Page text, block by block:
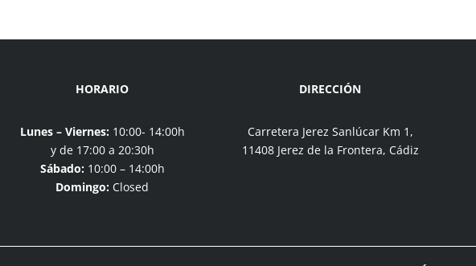
HORARIO
Lunes – Viernes:10:00- 14:00h
y de 17:00 a 20:30h
Sábado:10:00 – 14:00h
Domingo: Closed
DIRECCIÓN
Carretera Jerez Sanlúcar Km 1,
11408 Jerez de la Frontera, Cádiz